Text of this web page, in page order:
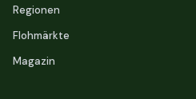
Regionen
Flohmärkte
Magazin